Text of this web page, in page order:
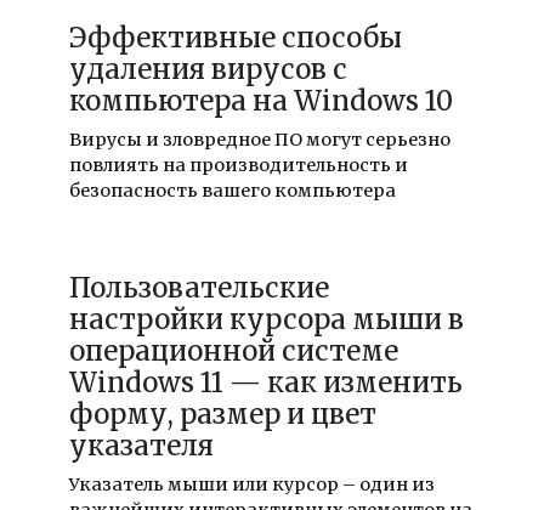
Эффективные способы
удаления вирусов с
компьютера на Windows 10
Вирусы и зловредное ПО могут серьезно
повлиять на производительность и
безопасность вашего компьютера
Пользовательские
настройки курсора мыши в
операционной системе
Windows 11 — как изменить
форму, размер и цвет
указателя
Указатель мыши или курсор – один из